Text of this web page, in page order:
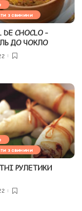
з свинини
DE CHOCLO –
ДО ЧОКЛО
з свинини
РУЛЕТИКИ